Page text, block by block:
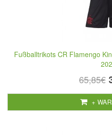
Fußballtrikots CR Flamengo
65,85€
+